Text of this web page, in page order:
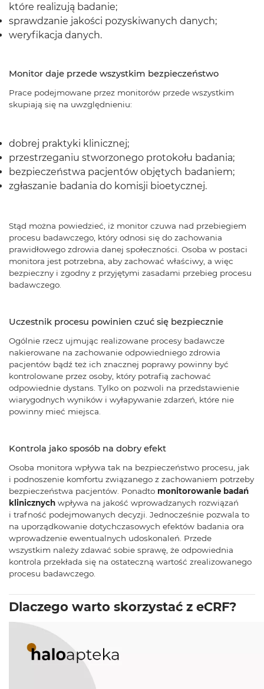
które realizują badanie;
sprawdzanie jakości pozyskiwanych danych;
weryfikacja danych.
Monitor daje przede wszystkim bezpieczeństwo
Prace podejmowane przez monitorów przede wszystkim
skupiają się na uwzględnieniu:
dobrej praktyki klinicznej;
przestrzeganiu stworzonego protokołu badania;
bezpieczeństwa pacjentów objętych badaniem;
zgłaszanie badania do komisji bioetycznej.
Stąd można powiedzieć, iż monitor czuwa nad przebiegiem
procesu badawczego, który odnosi się do zachowania
prawidłowego zdrowia danej społeczności. Osoba w postaci
monitora jest potrzebna, aby zachować właściwy, a więc
bezpieczny i zgodny z przyjętymi zasadami przebieg procesu
badawczego.
Uczestnik procesu powinien czuć się bezpiecznie
Ogólnie rzecz ujmując realizowane procesy badawcze
nakierowane na zachowanie odpowiedniego zdrowia
pacjentów bądź też ich znacznej poprawy powinny być
kontrolowane przez osoby, który potrafią zachować
odpowiednie dystans. Tylko on pozwoli na przedstawienie
wiarygodnych wyników i wyłapywanie zdarzeń, które nie
powinny mieć miejsca.
Kontrola jako sposób na dobry efekt
Osoba monitora wpływa tak na bezpieczeństwo procesu, jak
i podnoszenie komfortu związanego z zachowaniem potrzeby
bezpieczeństwa pacjentów. Ponadto monitorowanie badań
klinicznych wpływa na jakość wprowadzanych rozwiązań
i trafność podejmowanych decyzji. Jednocześnie pozwala to
na uporządkowanie dotychczasowych efektów badania ora
wprowadzenie ewentualnych udoskonaleń. Przede
wszystkim należy zdawać sobie sprawę, że odpowiednia
kontrola przekłada się na ostateczną wartość zrealizowanego
procesu badawczego.
Dlaczego warto skorzystać z eCRF?